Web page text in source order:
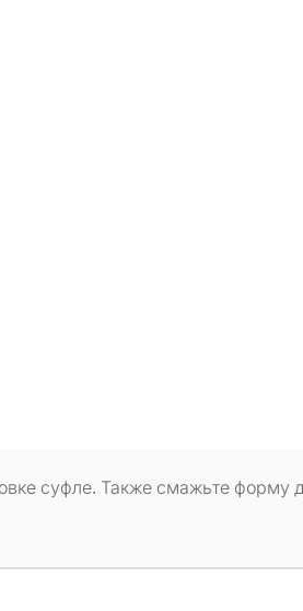
суфле. Также смажьте форму